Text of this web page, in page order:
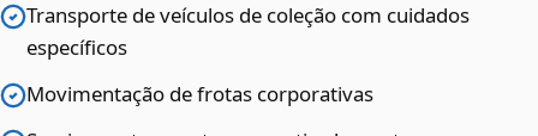
Transporte de veículos de coleção com cuidados
específicos
Movimentação de frotas corporativas